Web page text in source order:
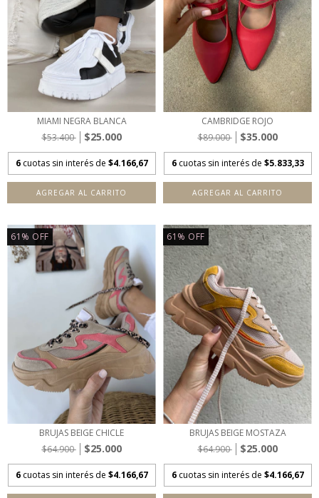
MIAMI NEGRA BLANCA
$53.400
$25.000
6 cuotas sin interés de $4.166,67
AGREGAR AL CARRITO
CAMBRIDGE ROJO
$89.000
$35.000
6 cuotas sin interés de $5.833,33
AGREGAR AL CARRITO
61 % OFF
BRUJAS BEIGE CHICLE
$64.900
$25.000
6 cuotas sin interés de $4.166,67
61 % OFF
BRUJAS BEIGE MOSTAZA
$64.900
$25.000
6 cuotas sin interés de $4.166,67